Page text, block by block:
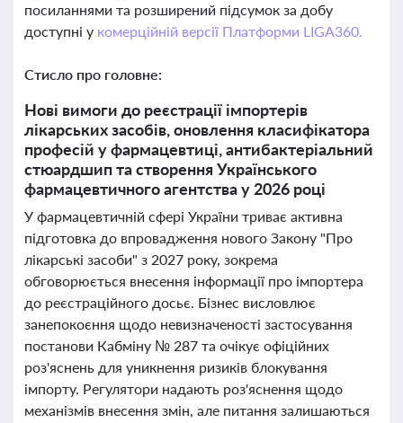
посиланнями та розширений підсумок за добу
доступні у комерційній версії Платформи LIGA360.
Стисло про головне:
Нові вимоги до реєстрації імпортерів
лікарських засобів, оновлення класифікатора
професій у фармацевтиці, антибактеріальний
стюардшип та створення Українського
фармацевтичного агентства у 2026 році
У фармацевтичній сфері України триває активна
підготовка до впровадження нового Закону "Про
лікарські засоби" з 2027 року, зокрема
обговорюється внесення інформації про імпортера
до реєстраційного досьє. Бізнес висловлює
занепокоєння щодо невизначеності застосування
постанови Кабміну № 287 та очікує офіційних
роз'яснень для уникнення ризиків блокування
імпорту. Регулятори надають роз'яснення щодо
механізмів внесення змін, але питання залишаються